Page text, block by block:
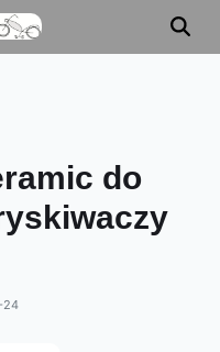
do
24